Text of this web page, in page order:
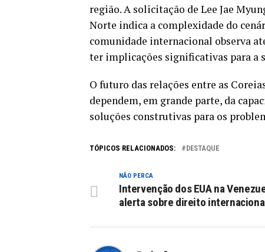
região. A solicitação de Lee Jae
Norte indica a complexidade do
comunidade internacional observa
ter implicações significativas para a
O futuro das relações entre as
dependem, em grande parte, da
soluções construtivas para os
TÓPICOS RELACIONADOS: DESTAQUE
NÃO PERCA
Intervenção dos EUA na
alerta sobre direito